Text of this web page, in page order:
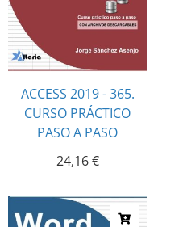
ACCESS 2019 - 365.
CURSO PRÁCTICO
PASO A PASO
24,16€